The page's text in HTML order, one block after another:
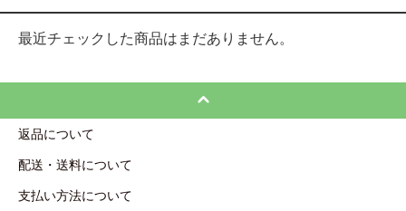
最近チェックした商品はまだありません。
返品について
配送・送料について
支払い方法について